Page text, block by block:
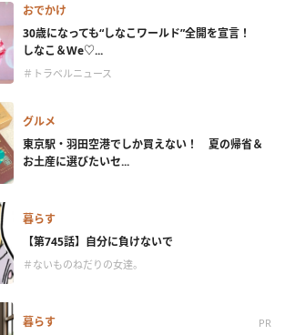
おでかけ
30歳になっても“しなこワールド”全開を宣言！
しなこ＆We♡...
＃トラベルニュース
グルメ
東京駅・羽田空港でしか買えない！ 夏の帰省＆
お土産に選びたいセ...
暮らす
【第745話】自分に負けないで
＃ないものねだりの女達。
暮らす PR